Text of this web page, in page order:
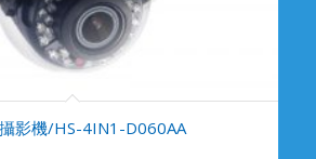
影機/HS-4IN1-D060AA